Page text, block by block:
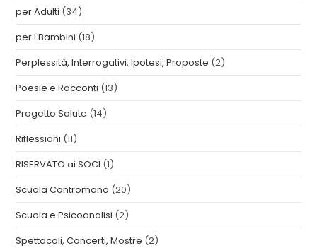
per Adulti (34)
per i Bambini (18)
Perplessità, Interrogativi, Ipotesi, Proposte (2)
Poesie e Racconti (13)
Progetto Salute (14)
Riflessioni (11)
RISERVATO ai SOCI (1)
Scuola Contromano (20)
Scuola e Psicoanalisi (2)
Spettacoli, Concerti, Mostre (2)